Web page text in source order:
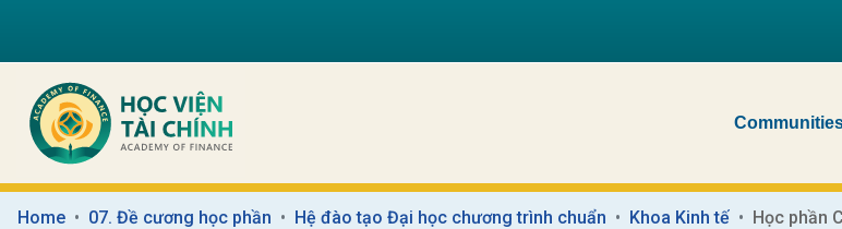
Home 07. Đề cương học phần Hệ đào tạo Đại học chương trình chuẩn Khoa Kinh tế Học phần